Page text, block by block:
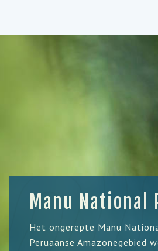
Manu National
Het ongerepte Manu
Peruaanse Amazonegebied